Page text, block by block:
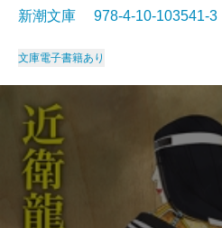
新潮文庫 978-4-10-
文庫電子書籍あり